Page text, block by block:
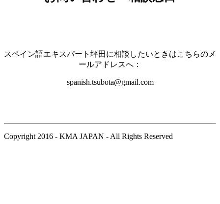
スペイン語エキスパート坪田に相談したいときはこちらのメ
ールアドレスへ：
spanish.tsubota@gmail.com
Copyright 2016 - KMA JAPAN - All Rights Reserved